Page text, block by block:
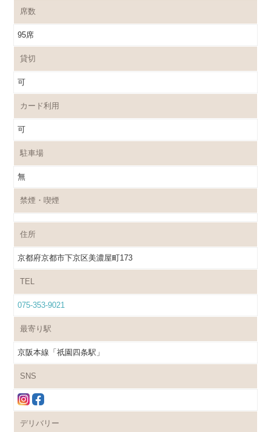
席数
95席
貸切
可
カード利用
可
駐車場
無
禁煙・喫煙
住所
京都府京都市下京区美濃屋町173
TEL
075-353-9021
最寄り駅
京阪本線「祇園四条駅」
SNS
デリバリー